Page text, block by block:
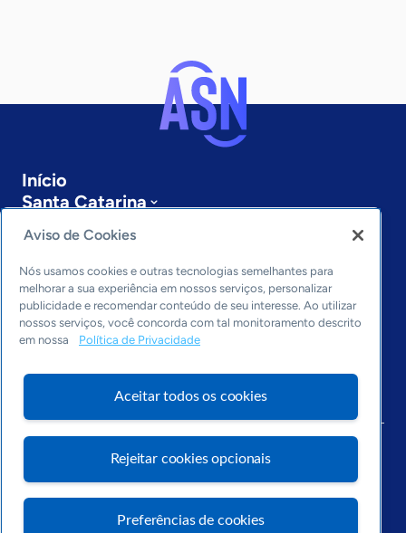
Início
Santa Catarina
Sobre a ASN
Últimas notícias
Entre em contato
Editorias
Economia & Política
Inovação & Tecnologia
Cultura empreendedora
Arquivo
Aviso de Cookies
Nós usamos cookies e outras tecnologias semelhantes para
melhorar a sua experiência em nossos serviços, personalizar
publicidade e recomendar conteúdo de seu interesse. Ao utilizar
nossos serviços, você concorda com tal monitoramento descrito
em nossa
Política de Privacidade
Aceitar todos os cookies
Rejeitar cookies opcionais
Preferências de cookies